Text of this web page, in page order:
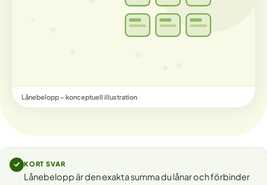
Lånebelopp – konceptuell illustration
KORT SVAR
Lånebelopp är den exakta summa du lånar och förbinder